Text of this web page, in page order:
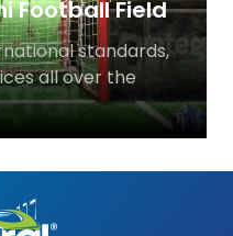
Football Field
standards,
all over the